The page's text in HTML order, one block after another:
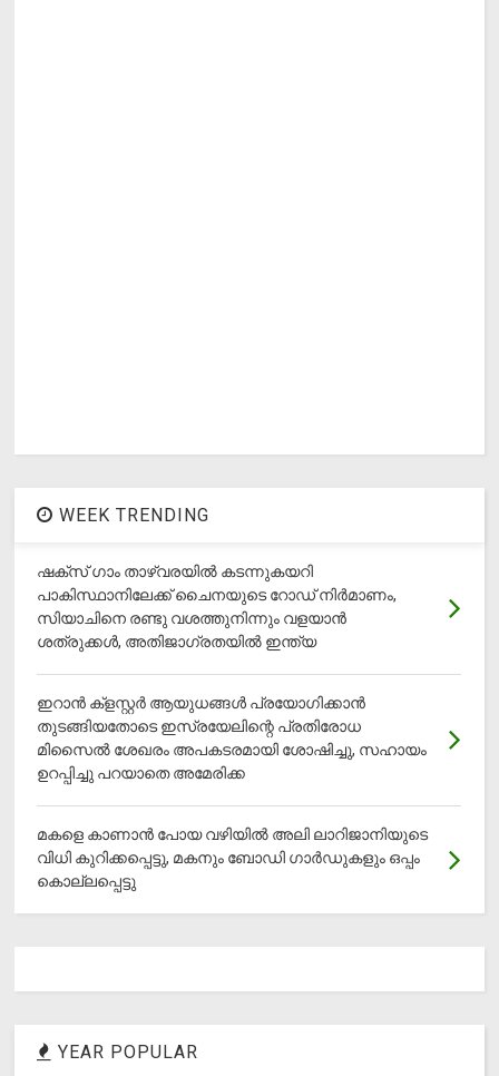
WEEK TRENDING
ഷക്സ് ​ഗാം താഴ്‌വരയിൽ കടന്നുകയറി
പാകിസ്ഥാനിലേക്ക് ചൈനയുടെ റോഡ് നിർമാണം,
സിയാചിനെ രണ്ടു വശത്തുനിന്നും വളയാൻ
ശത്രുക്കൾ, അതിജാ​ഗ്രതയിൽ ഇന്ത്യ
ഇറാന്‍ ക്‌ളസ്റ്റര്‍ ആയുധങ്ങള്‍ പ്രയോഗിക്കാന്‍
തുടങ്ങിയതോടെ ഇസ്രയേലിന്റെ പ്രതിരോധ
മിസൈല്‍ ശേഖരം അപകടരമായി ശോഷിച്ചു, സഹായം
ഉറപ്പിച്ചു പറയാതെ അമേരിക്ക
മകളെ കാണാന്‍ പോയ വഴിയില്‍ അലി ലാറിജാനിയുടെ
വിധി കുറിക്കപ്പെട്ടു, മകനും ബോഡി ഗാര്‍ഡുകളും ഒപ്പം
കൊല്ലപ്പെട്ടു
YEAR POPULAR